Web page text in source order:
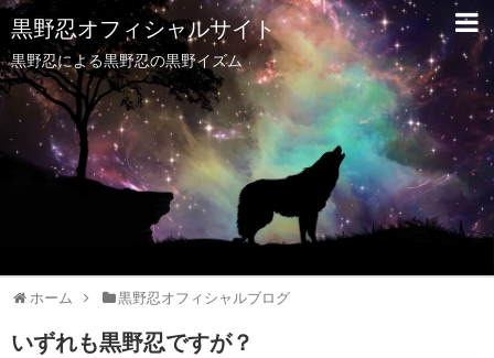
黒野忍オフィシャルサイト
黒野忍による黒野忍の黒野イズム
ホーム 黒野忍オフィシャルブログ
いずれも黒野忍ですが？